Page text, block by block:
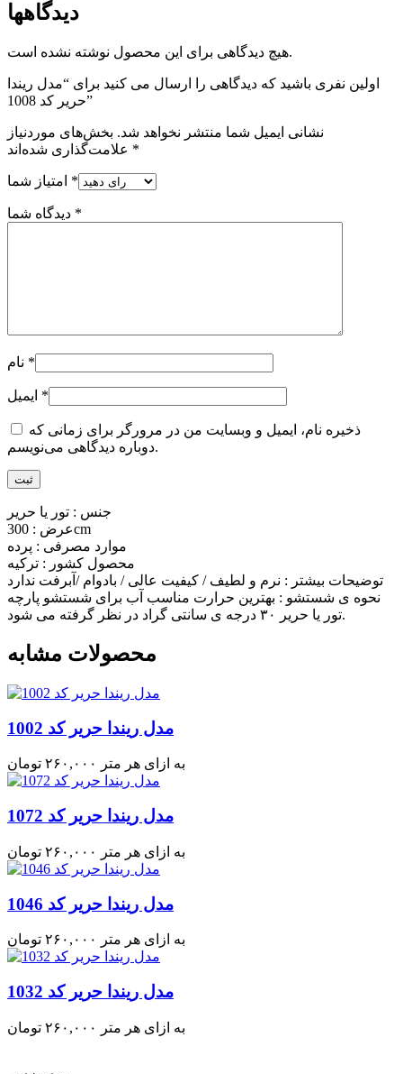
دیدگاهها
هیچ دیدگاهی برای این محصول نوشته نشده است.
اولین نفری باشید که دیدگاهی را ارسال می کنید برای “مدل ریندا
حریر کد 1008”
نشانی ایمیل شما منتشر نخواهد شد. بخش‌های موردنیاز
*
*
*
*
*
ذخیره نام، ایمیل و وبسایت من در مرورگر برای زمانی که
دوباره دیدگاهی می‌نویسم.
جنس : تور یا حریر
عرض : 300cm
موارد مصرفی : پرده
محصول کشور : ترکیه
توضیحات بیشتر : نرم و لطیف / کیفیت عالی / بادوام /آبرفت ندارد
نحوه ی شستشو : بهترین حرارت مناسب آب برای شستشو پارچه
تور یا حریر ۳۰ درجه ی سانتی گراد در نظر گرفته می شود.
محصولات مشابه
مدل ریندا حریر کد 1002
۲۶۰,۰۰۰ تومان به ازای هر متر
مدل ریندا حریر کد 1072
۲۶۰,۰۰۰ تومان به ازای هر متر
مدل ریندا حریر کد 1046
۲۶۰,۰۰۰ تومان به ازای هر متر
مدل ریندا حریر کد 1032
۲۶۰,۰۰۰ تومان به ازای هر متر